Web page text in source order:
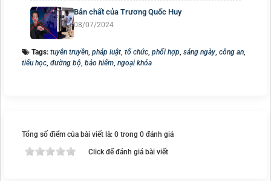
Bản chất của Trương Quốc Huy
08/07/2024
Tags: tuyên truyền, pháp luật, tổ chức, phối hợp, sáng ngày, công an,
tiểu học, đường bộ, bảo hiểm, ngoại khóa
Tổng số điểm của bài viết là: 0 trong 0 đánh giá
Click để đánh giá bài viết